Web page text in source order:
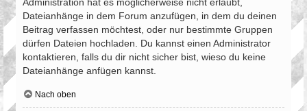
Dateianhänge in dem Forum anzufügen, in dem du deinen
Beitrag verfassen möchtest, oder nur bestimmte Gruppen
dürfen Dateien hochladen. Du kannst einen Administrator
kontaktieren, falls du dir nicht sicher bist, wieso du keine
Dateianhänge anfügen kannst.
Nach oben